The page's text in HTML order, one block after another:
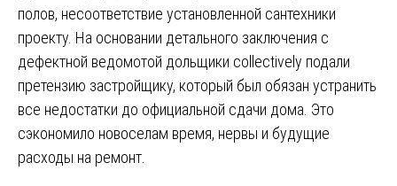
полов, несоответствие установленной сантехники
проекту. На основании детального заключения с
дефектной ведомотой дольщики collectively подали
претензию застройщику, который был обязан устранить
все недостатки до официальной сдачи дома. Это
сэкономило новоселам время, нервы и будущие
расходы на ремонт.